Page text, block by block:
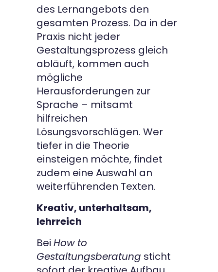
des Lernangebots den
gesamten Prozess. Da in der
Praxis nicht jeder
Gestaltungsprozess gleich
abläuft, kommen auch
mögliche
Herausforderungen zur
Sprache – mitsamt
hilfreichen
Lösungsvorschlägen. Wer
tiefer in die Theorie
einsteigen möchte, findet
zudem eine Auswahl an
weiterführenden Texten.
Kreativ, unterhaltsam,
lehrreich
Bei How to
Gestaltungsberatung sticht